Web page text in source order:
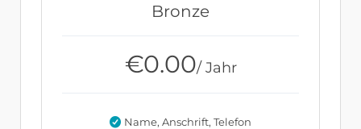
Bronze
€0.00/ Jahr
Name, Anschrift, Telefon